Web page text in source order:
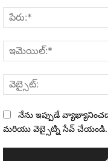
నేను ఇప్పుడే
మరియు వెబ్సైట్ని సేవ్ చేయండి.